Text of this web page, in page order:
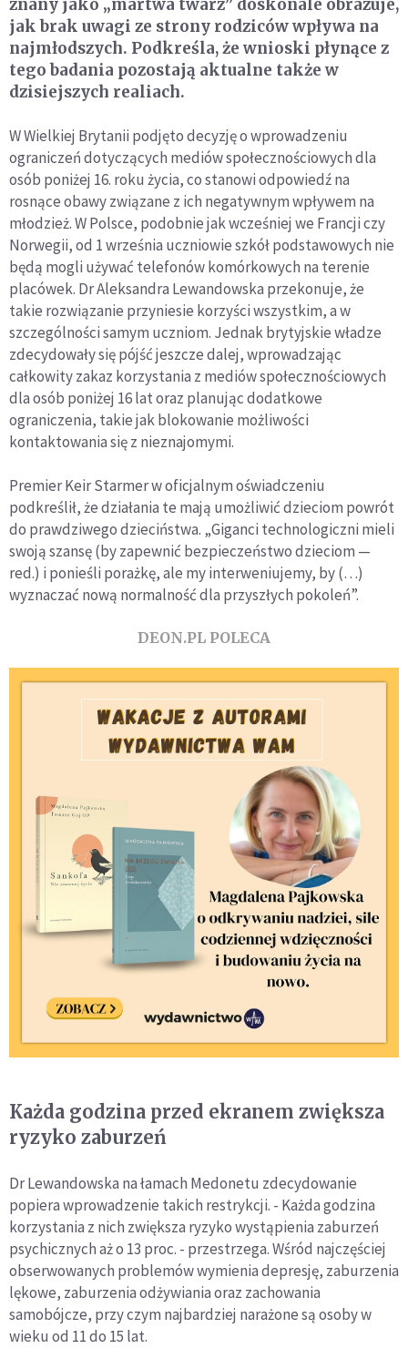
znany jako „martwa twarz” doskonale obrazuje,
jak brak uwagi ze strony rodziców wpływa na
najmłodszych. Podkreśla, że wnioski płynące z
tego badania pozostają aktualne także w
dzisiejszych realiach.
W Wielkiej Brytanii podjęto decyzję o wprowadzeniu
ograniczeń dotyczących mediów społecznościowych dla
osób poniżej 16. roku życia, co stanowi odpowiedź na
rosnące obawy związane z ich negatywnym wpływem na
młodzież. W Polsce, podobnie jak wcześniej we Francji czy
Norwegii, od 1 września uczniowie szkół podstawowych nie
będą mogli używać telefonów komórkowych na terenie
placówek. Dr Aleksandra Lewandowska przekonuje, że
takie rozwiązanie przyniesie korzyści wszystkim, a w
szczególności samym uczniom. Jednak brytyjskie władze
zdecydowały się pójść jeszcze dalej, wprowadzając
całkowity zakaz korzystania z mediów społecznościowych
dla osób poniżej 16 lat oraz planując dodatkowe
ograniczenia, takie jak blokowanie możliwości
kontaktowania się z nieznajomymi.
Premier Keir Starmer w oficjalnym oświadczeniu
podkreślił, że działania te mają umożliwić dzieciom powrót
do prawdziwego dzieciństwa. „Giganci technologiczni mieli
swoją szansę (by zapewnić bezpieczeństwo dzieciom —
red.) i ponieśli porażkę, ale my interweniujemy, by (…)
wyznaczać nową normalność dla przyszłych pokoleń”.
DEON.PL POLECA
Każda godzina przed ekranem zwiększa
ryzyko zaburzeń
Dr Lewandowska na łamach Medonetu zdecydowanie
popiera wprowadzenie takich restrykcji. - Każda godzina
korzystania z nich zwiększa ryzyko wystąpienia zaburzeń
psychicznych aż o 13 proc. - przestrzega. Wśród najczęściej
obserwowanych problemów wymienia depresję, zaburzenia
lękowe, zaburzenia odżywiania oraz zachowania
samobójcze, przy czym najbardziej narażone są osoby w
wieku od 11 do 15 lat.